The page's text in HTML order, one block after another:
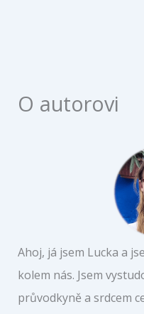
O autorovi
Ahoj, já jsem Lucka a
kolem nás. Jsem
průvodkyně a srdcem